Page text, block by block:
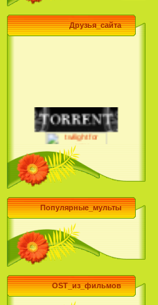
Друзья_сайта
Популярные_мульты
OST_из_фильмов